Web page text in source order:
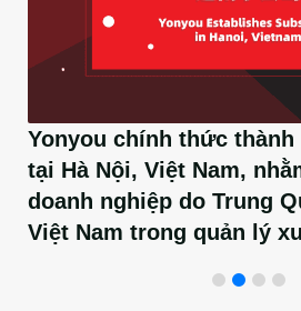
Yonyou chính thức
tại Hà Nội, Việt Nam,
doanh nghiệp do Trung
Việt Nam trong quản lý